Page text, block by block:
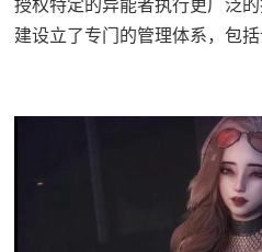
授权特定的异能者执行更广泛
建设立了专门的管理体系，包括